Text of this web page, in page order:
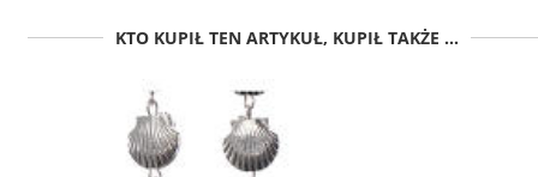
KTO KUPIŁ TEN ARTYKUŁ, KUPIŁ TAKŻE ...